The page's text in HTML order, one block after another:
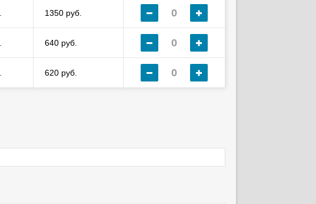
1350 руб.
640 руб.
620 руб.